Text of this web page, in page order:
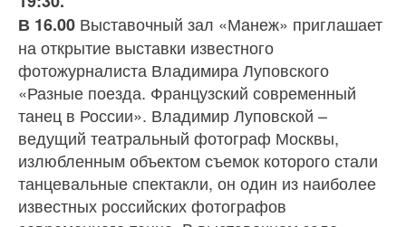
В 16.00 Выставочный зал «Манеж» приглашает
на открытие выставки известного
фотожурналиста Владимира Луповского
«Разные поезда. Французский современный
танец в России». Владимир Луповской –
ведущий театральный фотограф Москвы,
излюбленным объектом съемок которого стали
танцевальные спектакли, он один из наиболее
известных российских фотографов